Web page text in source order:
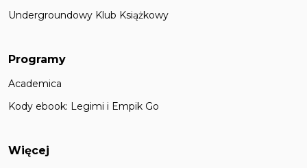
Undergroundowy Klub Książkowy
Programy
Academica
Kody ebook: Legimi i Empik Go
Więcej